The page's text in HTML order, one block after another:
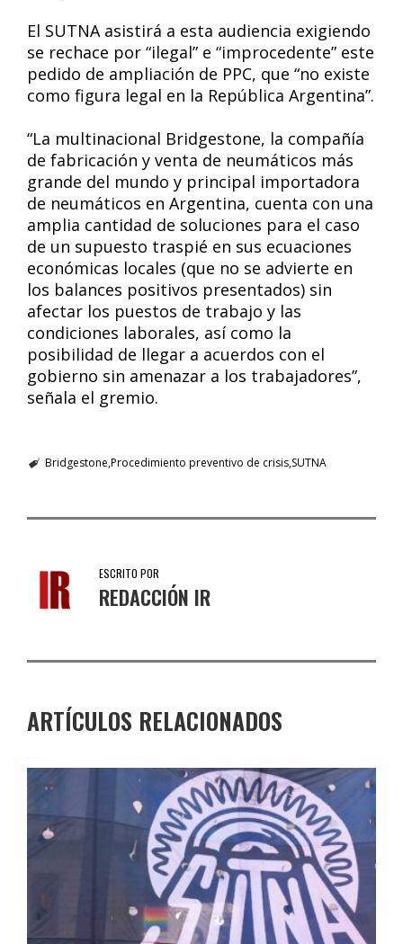
El SUTNA asistirá a esta audiencia exigiendo
se rechace por “ilegal” e “improcedente” este
pedido de ampliación de PPC, que “no existe
como figura legal en la República Argentina”.
“La multinacional Bridgestone, la compañía
de fabricación y venta de neumáticos más
grande del mundo y principal importadora
de neumáticos en Argentina, cuenta con una
amplia cantidad de soluciones para el caso
de un supuesto traspié en sus ecuaciones
económicas locales (que no se advierte en
los balances positivos presentados) sin
afectar los puestos de trabajo y las
condiciones laborales, así como la
posibilidad de llegar a acuerdos con el
gobierno sin amenazar a los trabajadores”,
señala el gremio.
Bridgestone Procedimiento preventivo de crisisSUTNA
ESCRITO POR
REDACCIÓN IR
ARTÍCULOS RELACIONADOS